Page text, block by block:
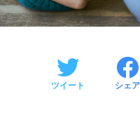
ツイート シェア